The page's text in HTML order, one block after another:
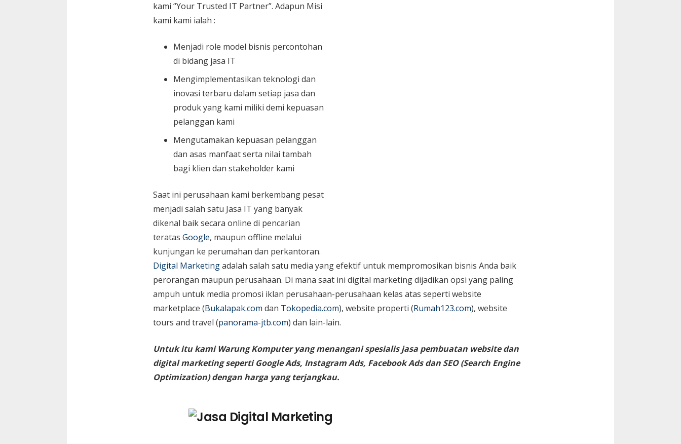
kami “Your Trusted IT Partner”. Adapun Misi
kami kami ialah :
Menjadi role model bisnis percontohan
di bidang jasa IT
Mengimplementasikan teknologi dan
inovasi terbaru dalam setiap jasa dan
produk yang kami miliki demi kepuasan
pelanggan kami
Mengutamakan kepuasan pelanggan
dan asas manfaat serta nilai tambah
bagi klien dan stakeholder kami
Saat ini perusahaan kami berkembang pesat
menjadi salah satu Jasa IT yang banyak
dikenal baik secara online di pencarian
teratas Google, maupun offline melalui
kunjungan ke perumahan dan perkantoran.
Digital Marketingadalah salah satu media yang efektif untuk mempromosikan bisnis Anda baik
perorangan maupun perusahaan. Di mana saat ini digital marketing dijadikan opsi yang paling
ampuh untuk media promosi iklan perusahaan-perusahaan kelas atas seperti website
marketplace (Bukalapak.com dan Tokopedia.com), website properti (Rumah123.com), website
tours and travel (panorama-jtb.com) dan lain-lain.
Untuk itu kami Warung Komputer yang menangani spesialis jasa pembuatan website dan
digital marketing seperti Google Ads, Instagram Ads, Facebook Ads dan SEO (Search Engine
Optimization) dengan harga yang terjangkau.